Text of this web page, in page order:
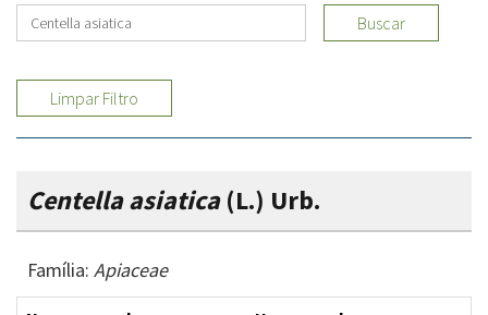
Buscar
Limpar Filtro
Centella asiatica(L.) Urb.
Família: Apiaceae